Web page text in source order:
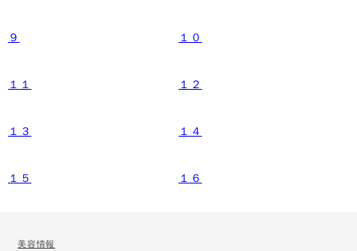
９ １０
１１ １２
１３ １４
１５ １６
美容情報